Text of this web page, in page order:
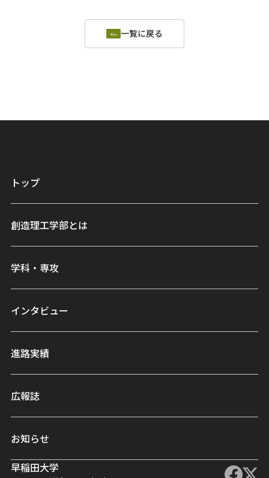
一覧に戻る
早稲田大学
トップ
創造理工学部とは
学科・専攻
インタビュー
進路実績
広報誌
お知らせ